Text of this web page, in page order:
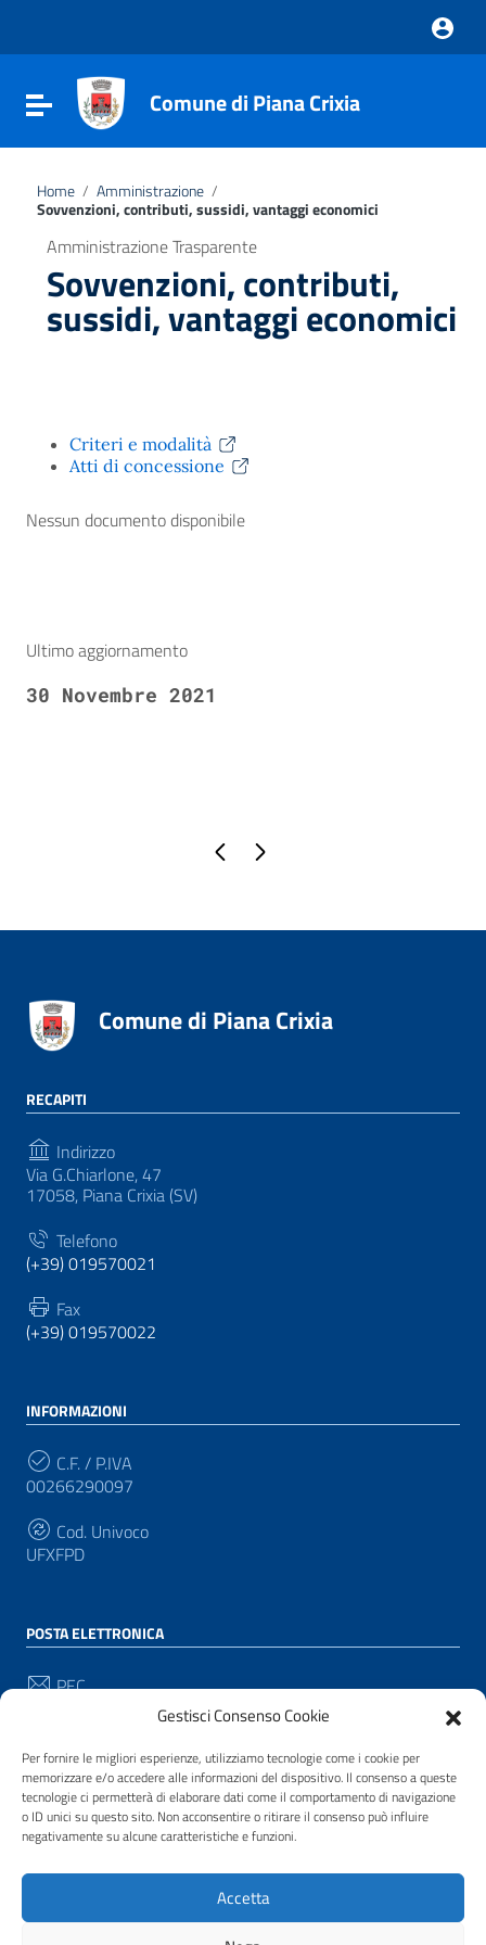
Gestisci Consenso Cookie
Per fornire le migliori esperienze, utilizziamo tecnologie come i cookie per
memorizzare e/o accedere alle informazioni del dispositivo. Il consenso a queste
tecnologie ci permetterà di elaborare dati come il comportamento di navigazione
o ID unici su questo sito. Non acconsentire o ritirare il consenso può influire
negativamente su alcune caratteristiche e funzioni.
Accetta
Vai al footer
Attiva / disattiva la navigazione
Comune di Piana Crixia
Home / Amministrazione /
Sovvenzioni, contributi, sussidi, vantaggi economici
Amministrazione Trasparente
Sovvenzioni, contributi,
sussidi, vantaggi economici
Criteri e modalità
Atti di concessione
Nessun documento disponibile
Ultimo aggiornamento
30 Novembre 2021
Pagina precedente
Comune di Piana Crixia
RECAPITI
Indirizzo
Via G.Chiarlone, 47
17058, Piana Crixia (SV)
Telefono
(+39) 019570021
Fax
(+39) 019570022
INFORMAZIONI
C.F. / P.IVA
00266290097
Cod. Univoco
UFXFPD
POSTA ELETTRONICA
PEC
protocollo@pec.comune.pianacrixia.sv.it
Email
protocollo@comune.pianacrixia.sv.it
Sezione Link UtiliNote legali
| Realizzato con